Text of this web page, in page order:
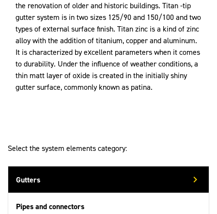
the renovation of older and historic buildings. Titan -tip
gutter system is in two sizes 125/90 and 150/100 and two
types of external surface finish. Titan zinc is a kind of zinc
alloy with the addition of titanium, copper and aluminum.
It is characterized by excellent parameters when it comes
to durability. Under the influence of weather conditions, a
thin matt layer of oxide is created in the initially shiny
gutter surface, commonly known as patina.
Select the system elements category:
Gutters
Pipes and connectors